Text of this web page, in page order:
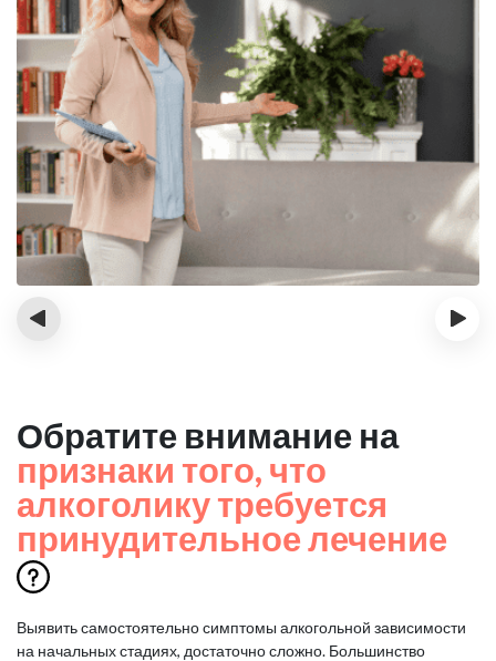
‹ ›
Обратите внимание на
признаки того, что
алкоголику требуется
принудительное лечение
Выявить самостоятельно симптомы алкогольной зависимости
на начальных стадиях, достаточно сложно. Большинство